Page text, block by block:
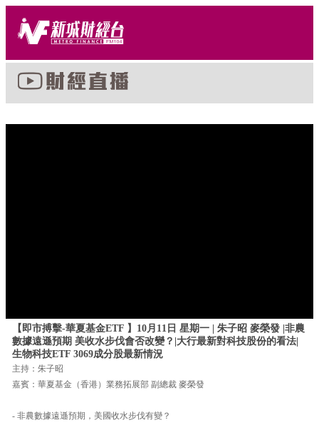
【即市搏擊-華夏基金ETF 】10月11日 星期一 | 朱子昭 麥榮發 |非農
數據遠遜預期 美收水步伐會否改變？|大行最新對科技股份的看法|
生物科技ETF 3069成分股最新情況
主持：朱子昭
嘉賓：華夏基金（香港）業務拓展部 副總裁 麥榮發
- 非農數據遠遜預期，美國收水步伐有變？